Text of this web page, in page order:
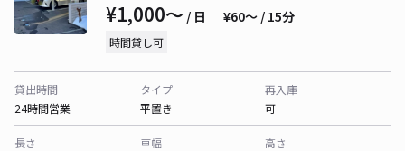
¥1,000〜 / 日 ¥60〜 / 15分
時間貸し可
貸出時間
24時間営業
タイプ
平置き
再入庫
可
長さ
車幅
高さ